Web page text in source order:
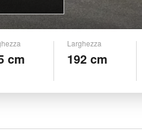
cm
Larghezza
192 cm